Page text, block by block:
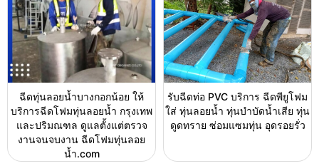
ฉีดทุ่นลอยน้ำบางกอกน้อย ให้
บริการฉีดโฟมทุ่นลอยน้ำ กรุงเทพ
และปริมณฑล ดูแลตั้งแต่ตรวจ
งานจนจบงาน ฉีดโฟมทุ่นลอย
น้ำ.com
รับฉีดท่อ PVC บริการ ฉีดพียูโฟม
ใส่ ทุ่นลอยน้ำ ทุ่นบำบัดน้ำเสีย ทุ่น
ดูดทราย ซ่อมแซมทุ่น อุดรอยรั่ว